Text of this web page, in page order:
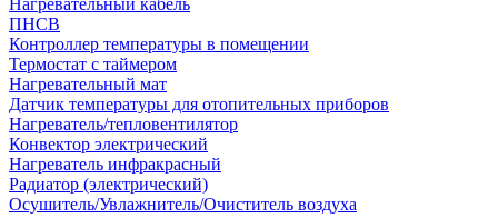
Нагревательный кабель
ПНСВ
Контроллер температуры в помещении
Термостат с таймером
Нагревательный мат
Датчик температуры для отопительных приборов
Нагреватель/тепловентилятор
Конвектор электрический
Нагреватель инфракрасный
Радиатор (электрический)
Осушитель/Увлажнитель/Очиститель воздуха